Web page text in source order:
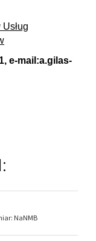
e-mail:a.gilas-
NaNMB